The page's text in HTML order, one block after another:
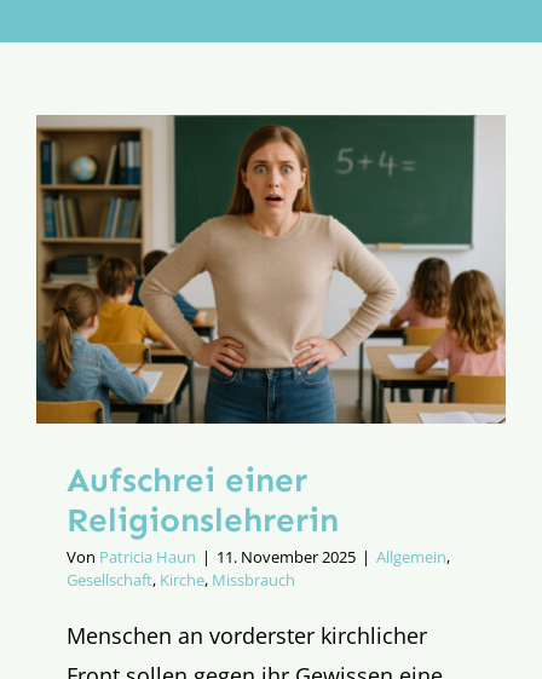
Aktion
Aufschrei einer
Religionslehrerin
Von Patricia Haun | 11. November 2025 | Allgemein,
Gesellschaft, Kirche, Missbrauch
Menschen an vorderster kirchlicher